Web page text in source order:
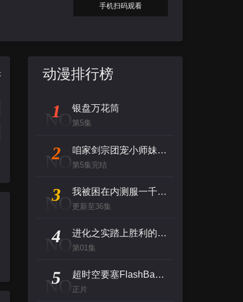
手机扫码观看
动漫排行榜
NO
1 银盘万花筒
第5集
NO
2 咱家剑宗团宠小师妹第二季
第5集完结
NO
3 我被困在内测服一千年第一季
更新至36集
NO
4 进化之实踏上胜利的人生第二季
第01集
NO
5 超时空要塞FlashBack2012
正片